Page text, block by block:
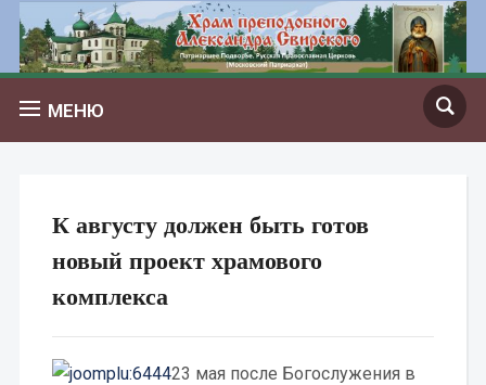
МЕНЮ
К августу должен быть готов
новый проект храмового
комплекса
23 мая после Богослужения в